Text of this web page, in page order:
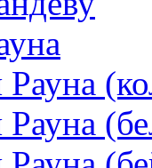
Рауна
Рауна